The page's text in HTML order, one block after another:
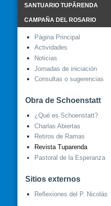
SANTUARIO TUPÃRENDA
CAMPAÑA DEL ROSARIO
Página Principal
Actividades
Noticias
Jornadas de iniciación
Consultas o sugerencias
Obra de Schoenstatt
¿Qué es Schoenstatt?
Charlas Abiertas
Retiros de Ramas
Revista Tuparenda
Pastoral de la Esperanza
Sitios externos
Reflexiones del P. Nicolás